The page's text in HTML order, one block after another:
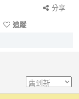
分享
追蹤